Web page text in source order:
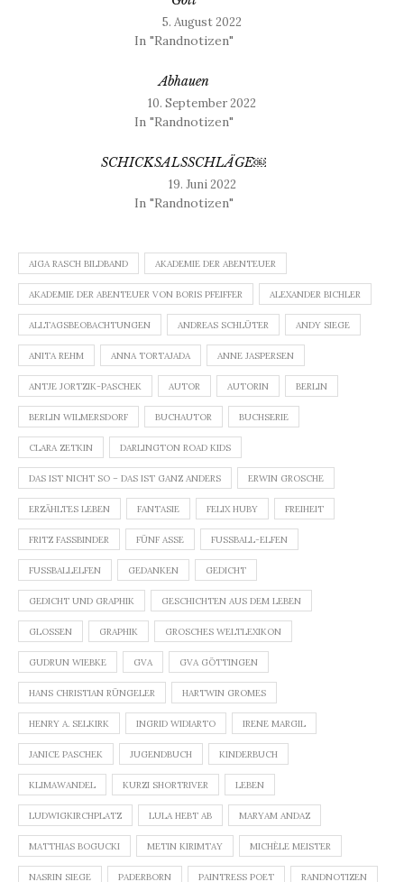
5. August 2022
In "Randnotizen"
Abhauen
10. September 2022
In "Randnotizen"
SCHICKSALSSCHLÄGE￼
19. Juni 2022
In "Randnotizen"
AIGA RASCH BILDBAND AKADEMIE DER ABENTEUER
AKADEMIE DER ABENTEUER VON BORIS PFEIFFER ALEXANDER BICHLER
ALLTAGSBEOBACHTUNGEN ANDREAS SCHLÜTER ANDY SIEGE
ANITA REHM ANNA TORTAJADA ANNE JASPERSEN
ANTJE JORTZIK-PASCHEK AUTOR AUTORIN BERLIN
BERLIN WILMERSDORF BUCHAUTOR BUCHSERIE
CLARA ZETKIN DARLINGTON ROAD KIDS
DAS IST NICHT SO – DAS IST GANZ ANDERS ERWIN GROSCHE
ERZÄHLTES LEBEN FANTASIE FELIX HUBY FREIHEIT
FRITZ FASSBINDER FÜNF ASSE FUSSBALL-ELFEN
FUSSBALLELFEN GEDANKEN GEDICHT
GEDICHT UND GRAPHIK GESCHICHTEN AUS DEM LEBEN
GLOSSEN GRAPHIK GROSCHES WELTLEXIKON
GUDRUN WIEBKE GVA GVA GÖTTINGEN
HANS CHRISTIAN RÜNGELER HARTWIN GROMES
HENRY A. SELKIRK INGRID WIDIARTO IRENE MARGIL
JANICE PASCHEK JUGENDBUCH KINDERBUCH
KLIMAWANDEL KURZI SHORTRIVER LEBEN
LUDWIGKIRCHPLATZ LULA HEBT AB MARYAM ANDAZ
MATTHIAS BOGUCKI METIN KIRIMTAY MICHÈLE MEISTER
NASRIN SIEGE PADERBORN PAINTRESS POET RANDNOTIZEN